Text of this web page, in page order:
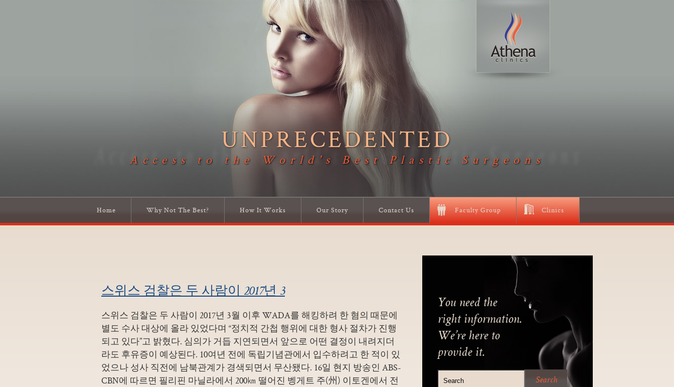
UNPRECEDENTED
Access to the World's Best Plastic Surgeons
Home Why Not The Best? How It Works Our Story Contact Us Faculty Group Clinics
스위스 검찰은 두 사람이 2017년 3
스위스 검찰은 두 사람이 2017년 3월 이후 WADA를 해킹하려 한 혐의 때문에
별도 수사 대상에 올라 있었다며 “정치적 간첩 행위에 대한 형사 절차가 진행
되고 있다”고 밝혔다. 심의가 거듭 지연되면서 앞으로 어떤 결정이 내려지더
라도 후유증이 예상된다. 10여년 전에 독립기념관에서 입수하려고 한 적이 있
었으나 성사 직전에 남북관계가 경색되면서 무산됐다. 16일 현지 방송인 ABS-
CBN에 따르면 필리핀 마닐라에서 200㎞ 떨어진 벵게트 주(州) 이토겐에서 전
You need the
right information.
We’re here to
provide it.